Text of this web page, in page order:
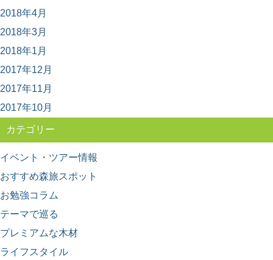
2018年4月
2018年3月
2018年1月
2017年12月
2017年11月
2017年10月
カテゴリー
イベント・ツアー情報
おすすめ森旅スポット
お勉強コラム
テーマで巡る
プレミアムな木材
ライフスタイル